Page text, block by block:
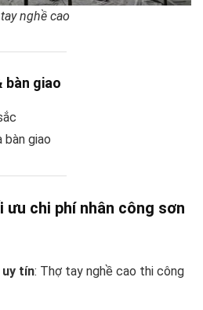
nghề cao
bàn giao
giao
ưu chi phí nhân công sơn
tín: Thợ tay nghề cao thi công